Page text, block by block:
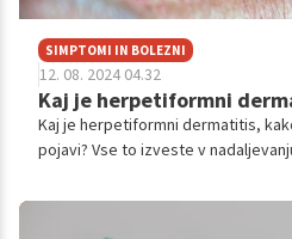
SIMPTOMI IN BOLEZNI
12. 08. 2024 04.32
Kaj je herpetiformni
Kaj je herpetiformni dermatitis,
pojavi? Vse to izveste v